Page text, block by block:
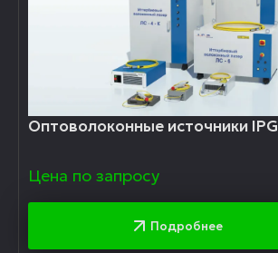
Оптоволоконные источники IPG
Цена по запросу
Подробнее